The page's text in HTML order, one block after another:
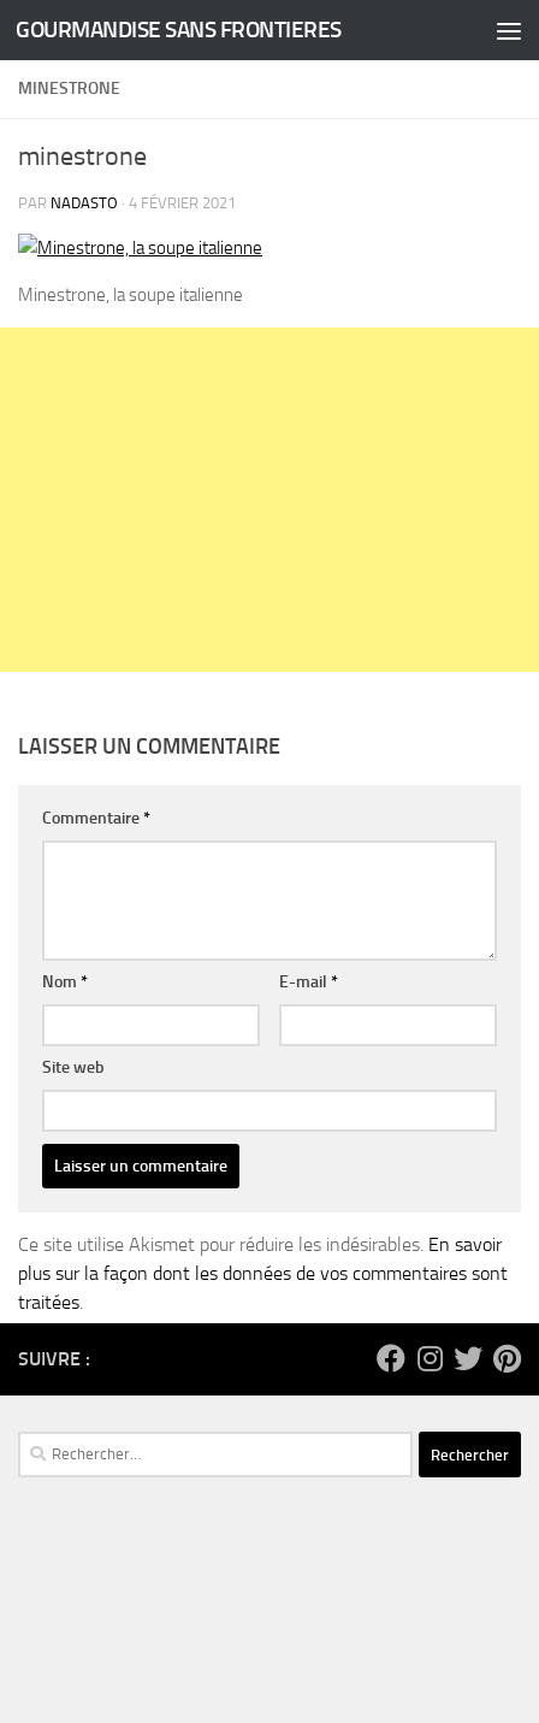
Skip to content
GOURMANDISE SANS FRONTIERES
MINESTRONE
minestrone
PAR NADASTO · 4 FÉVRIER 2021
Minestrone, la soupe italienne
LAISSER UN COMMENTAIRE
Commentaire*
Nom * E-mail *
Site web
Ce site utilise Akismet pour réduire les indésirables. En savoir
plus sur la façon dont les données de vos commentaires sont
traitées.
SUIVRE :
Rechercher :